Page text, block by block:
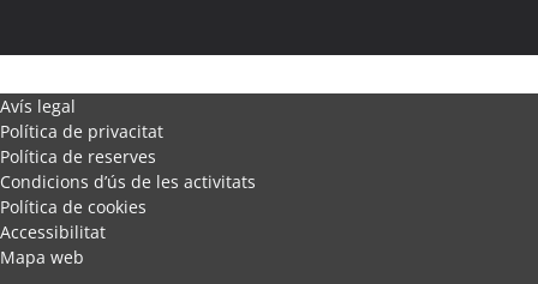
Activitats Teambuilding Empreses Alcora
Activitats Família Amics Alcora
Colònies Escolars Alcora
Activitats Teambuilding Empreses Alcover
Activitats Família Amics Alcover
Colònies Escolars Alcover
Avís legal
Política de privacitat
Política de reserves
Condicions d’ús de les activitats
Política de cookies
Accessibilitat
Mapa web